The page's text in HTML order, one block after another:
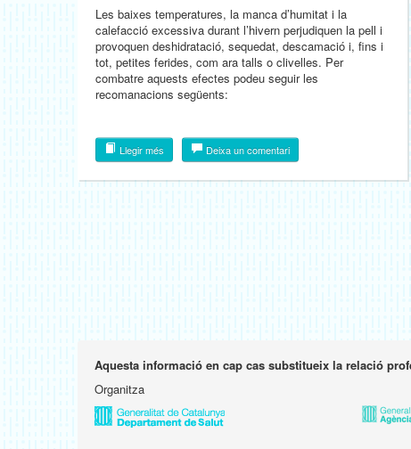
Les baixes temperatures, la manca d’humitat i la
calefacció excessiva durant l’hivern perjudiquen la pell i
provoquen deshidratació, sequedat, descamació i, fins i
tot, petites ferides, com ara talls o clivelles. Per
combatre aquests efectes podeu seguir les
recomanacions següents:
Llegir més Deixa un comentari
Aquesta informació en cap cas substitueix la relació
Organitza